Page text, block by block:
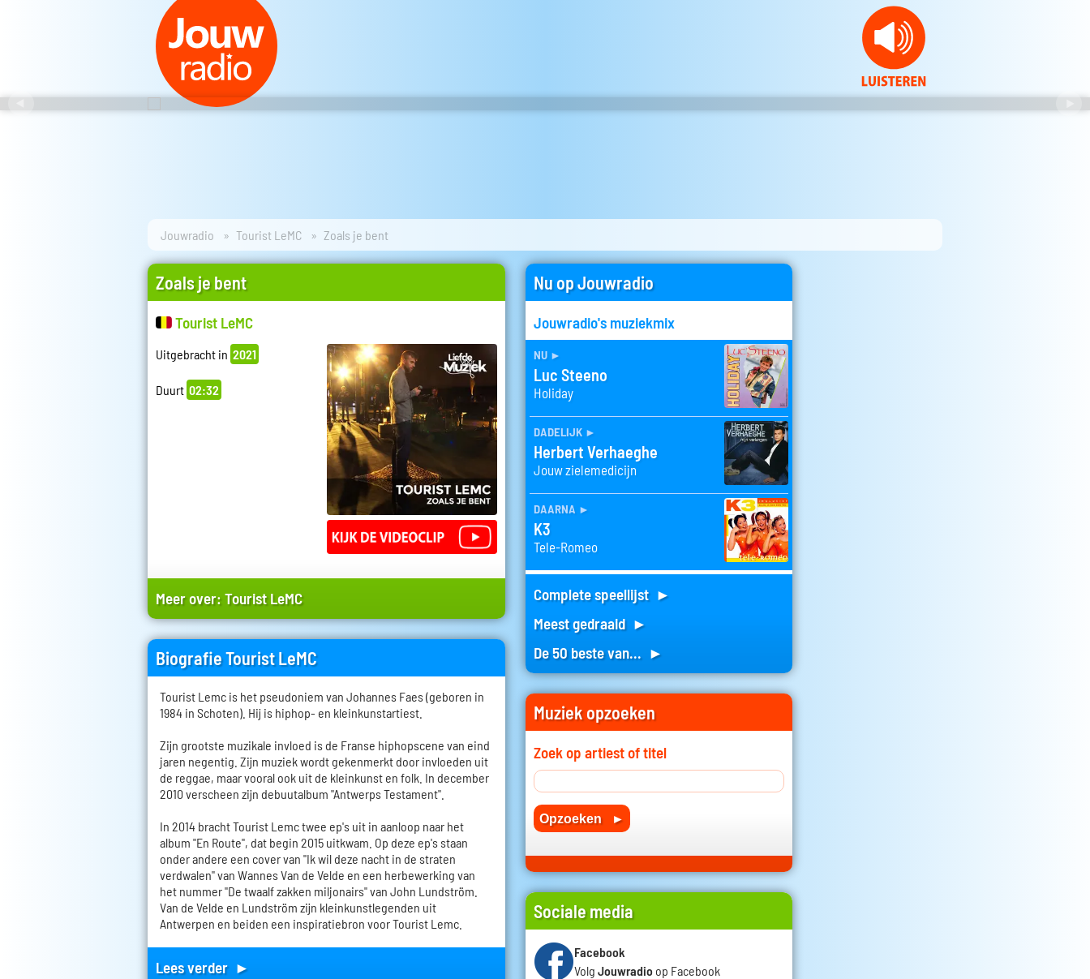
Jouwradio Tourist LeMC Zoals je bent
Zoals je bent
Tourist LeMC
Uitgebracht in 2021
Duurt 02:32
Meer over:Tourist LeMC
Biografie Tourist LeMC
Tourist Lemc is het pseudoniem van Johannes Faes (geboren in
1984 in Schoten). Hij is hiphop- en kleinkunstartiest.
Zijn grootste muzikale invloed is de Franse hiphopscene van eind
jaren negentig. Zijn muziek wordt gekenmerkt door invloeden uit
de reggae, maar vooral ook uit de kleinkunst en folk. In december
2010 verscheen zijn debuutalbum "Antwerps Testament".
In 2014 bracht Tourist Lemc twee ep's uit in aanloop naar het
album "En Route", dat begin 2015 uitkwam. Op deze ep's staan
onder andere een cover van "Ik wil deze nacht in de straten
verdwalen" van Wannes Van de Velde en een herbewerking van
het nummer "De twaalf zakken miljonairs" van John Lundström.
Van de Velde en Lundström zijn kleinkunstlegenden uit
Antwerpen en beiden een inspiratiebron voor Tourist Lemc.
Lees verder ►
Nu op Jouwradio
Jouwradio's muziekmix
nu ►
Luc Steeno
Holiday
dadelijk ►
Herbert Verhaeghe
Jouw zielemedicijn
daarna ►
K3
Tele-Romeo
Complete speellijst ►
Meest gedraaid ►
De 50 beste van... ►
Muziek opzoeken
Zoek op artiest of titel
Sociale media
Facebook
Volg Jouwradio op Facebook